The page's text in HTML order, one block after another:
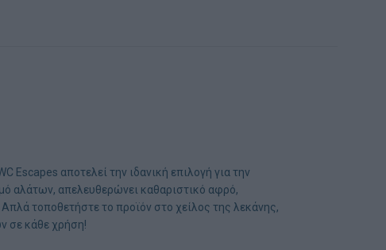
αποτελεί την ιδανική επιλογή για την
αλάτων, απελευθερώνει καθαριστικό αφρό,
τοποθετήστε το προϊόν στο χείλος της λεκάνης,
σε κάθε χρήση!